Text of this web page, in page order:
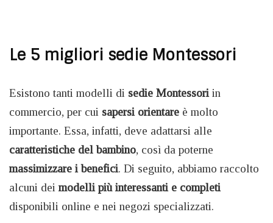
Le 5 migliori sedie Montessori
Esistono tanti modelli di sedie Montessori in
commercio, per cui sapersi orientare è molto
importante. Essa, infatti, deve adattarsi alle
caratteristiche del bambino, così da poterne
massimizzare i benefici. Di seguito, abbiamo raccolto
alcuni dei modelli più interessanti e completi
disponibili online e nei negozi specializzati.